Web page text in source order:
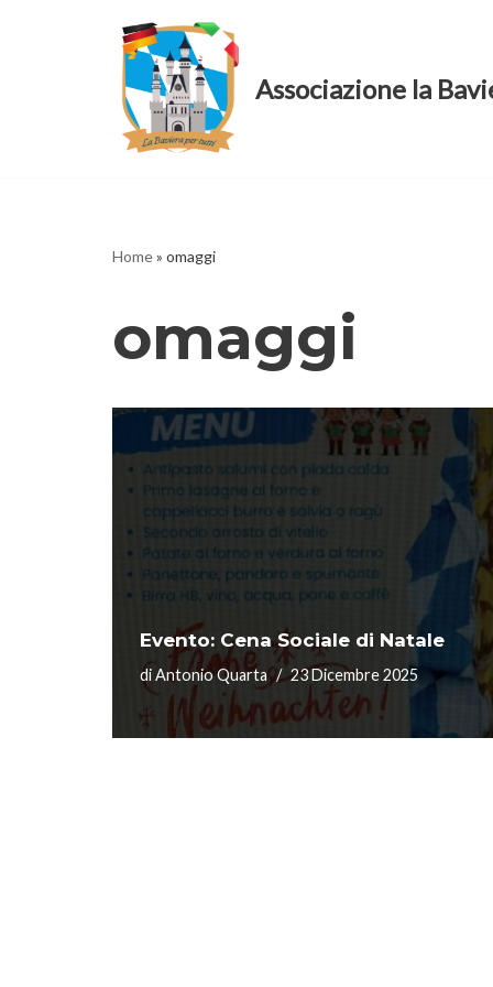
Associazione la
Home» omaggi
omaggi
Evento: Cena Sociale di Natale
diAntonio Quarta 23 Dicembre 2025